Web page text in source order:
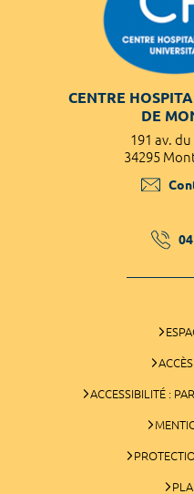
CENTRE
DE
191 av.
34295
ACCESSIBILITÉ :